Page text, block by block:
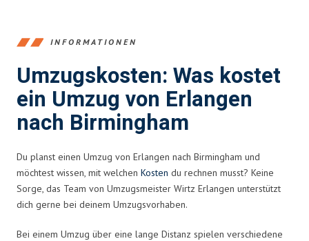
INFORMATIONEN
Umzugskosten: Was kostet
ein Umzug von Erlangen
nach Birmingham
Du planst einen Umzug von Erlangen nach Birmingham und
möchtest wissen, mit welchen Kosten du rechnen musst? Keine
Sorge, das Team von Umzugsmeister Wirtz Erlangen unterstützt
dich gerne bei deinem Umzugsvorhaben.
Bei einem Umzug über eine lange Distanz spielen verschiedene